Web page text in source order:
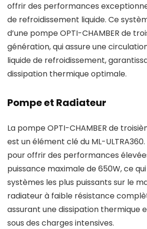
offrir des performances
de refroidissement liquide. Ce
d’une pompe OPTI-CHAMBER de
génération, qui assure une
liquide de refroidissement,
dissipation thermique optimale.
Pompe et Radiateur
La pompe OPTI-CHAMBER de
est un élément clé du ML-
pour offrir des performances
puissance maximale de 650W, ce
systèmes les plus puissants sur le
radiateur à faible résistance
assurant une dissipation thermique
sous des charges intensives.